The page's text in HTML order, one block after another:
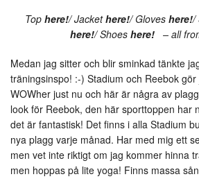
Top here!/ Jackethere!/ Gloves here!/
here!/ Shoes here! – all
Medan jag sitter och blir sminkad tänkte
träningsinspo! :-) Stadium och Reebok
WOWher just nu och här är några av
look för Reebok, den här sporttoppen har
det är fantastisk! Det finns i alla Stadium
nya plagg varje månad. Har med mig ett
men vet inte riktigt om jag kommer hinna
men hoppas på lite yoga! Finns massa